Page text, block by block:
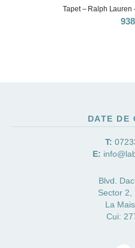
Tapet – Ralph Lauren
938
DATE DE
T:
E:
Blvd.
Sector 2,
La
Cui: